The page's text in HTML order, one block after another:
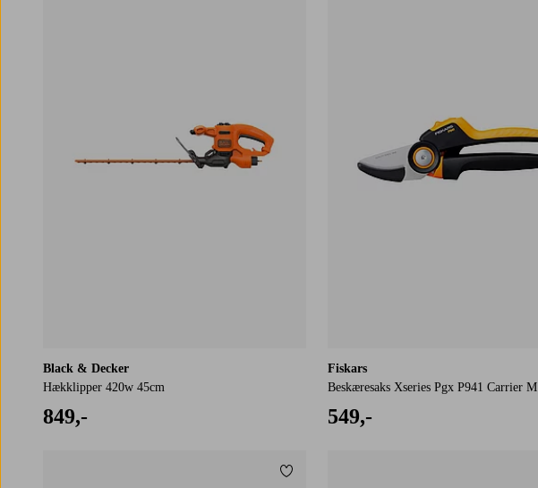
Black & Decker
Hækklipper 420w 45cm
849,-
Fiskars
Beskæresaks Xseries Pgx P941 Carrier M
549,-
Tilføj til favoritter